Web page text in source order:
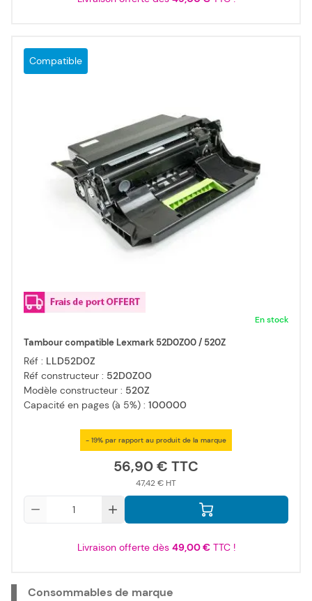
Compatible
En stock
Tambour compatible Lexmark 52D0Z00 / 520Z
Réf : LLD52D0Z
Réf constructeur : 52D0Z00
Modèle constructeur : 520Z
Capacité en pages (à 5%) : 100000
- 19% par rapport au produit de la marque
56,90 €
47,42 €
Livraison offerte dès 49,00 €TTC !
Consommables de marque